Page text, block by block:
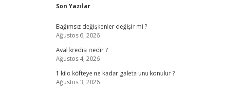
Sidebar
Son Yazılar
Bağımsız değişkenler değişir mi ?
Ağustos 6, 2026
Aval kredisi nedir ?
Ağustos 4, 2026
1 kilo köfteye ne kadar galeta unu konulur ?
Ağustos 3, 2026